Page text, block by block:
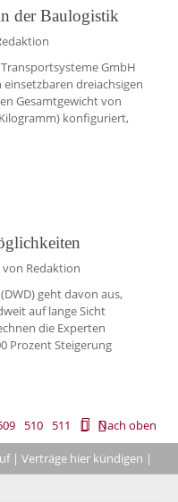
der Baulogistik
GmbH
dreiachsigen
Gesamtgewicht von
konfiguriert,
von Redaktion
geht davon aus,
auf lange Sicht
die Experten
Prozent Steigerung
510 511 Nach oben
| Verträge hier kündigen |